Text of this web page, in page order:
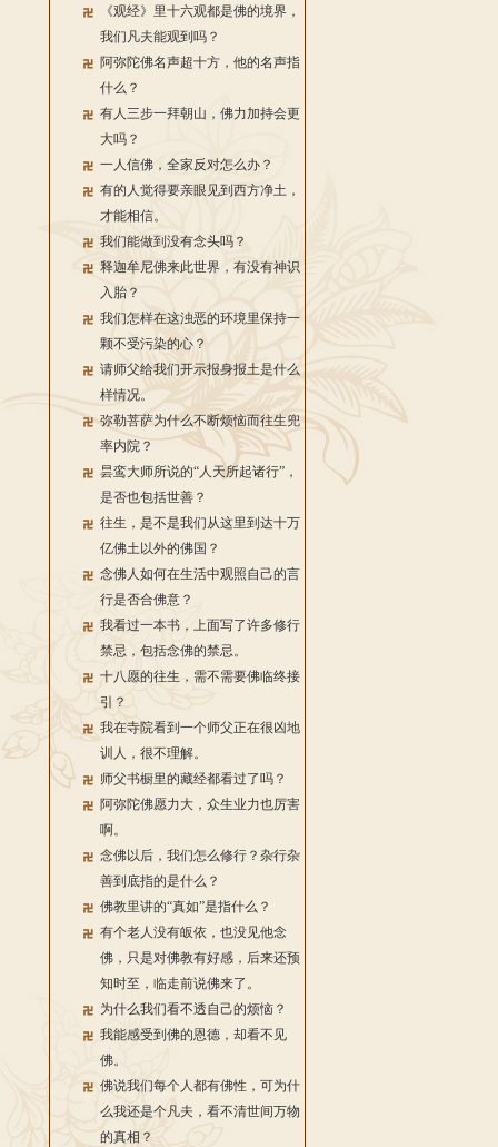
《观经》里十六观都是佛的境界，
我们凡夫能观到吗？
阿弥陀佛名声超十方，他的名声指
什么？
有人三步一拜朝山，佛力加持会更
大吗？
一人信佛，全家反对怎么办？
有的人觉得要亲眼见到西方净土，
才能相信。
我们能做到没有念头吗？
释迦牟尼佛来此世界，有没有神识
入胎？
我们怎样在这浊恶的环境里保持一
颗不受污染的心？
请师父给我们开示报身报土是什么
样情况。
弥勒菩萨为什么不断烦恼而往生兜
率内院？
昙鸾大师所说的“人天所起诸行”，
是否也包括世善？
往生，是不是我们从这里到达十万
亿佛土以外的佛国？
念佛人如何在生活中观照自己的言
行是否合佛意？
我看过一本书，上面写了许多修行
禁忌，包括念佛的禁忌。
十八愿的往生，需不需要佛临终接
引？
我在寺院看到一个师父正在很凶地
训人，很不理解。
师父书橱里的藏经都看过了吗？
阿弥陀佛愿力大，众生业力也厉害
啊。
念佛以后，我们怎么修行？杂行杂
善到底指的是什么？
佛教里讲的“真如”是指什么？
有个老人没有皈依，也没见他念
佛，只是对佛教有好感，后来还预
知时至，临走前说佛来了。
为什么我们看不透自己的烦恼？
我能感受到佛的恩德，却看不见
佛。
佛说我们每个人都有佛性，可为什
么我还是个凡夫，看不清世间万物
的真相？